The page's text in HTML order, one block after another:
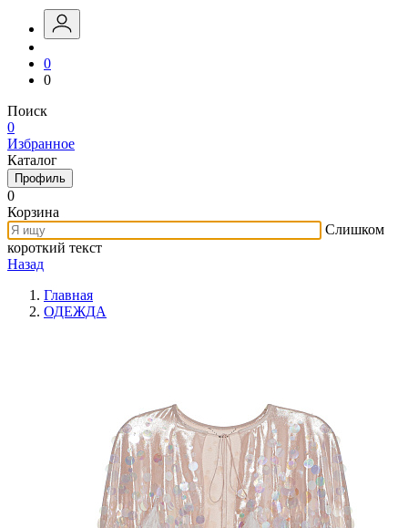
0
0
Поиск
0
Избранное
Каталог
Профиль
0
Корзина
Слишком
короткий текст
Назад
Главная
ОДЕЖДА